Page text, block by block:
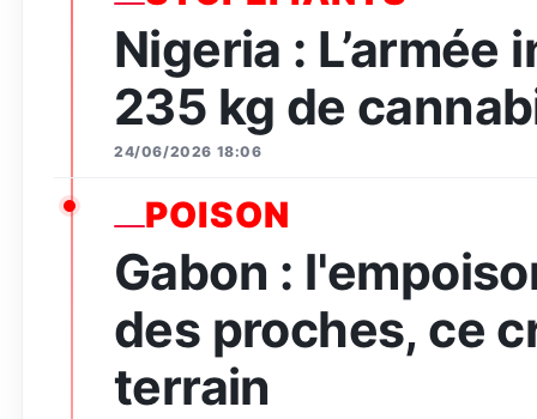
Nigeria :
235 kg de
24/06/2026 18:06
POISON
Gabon :
des proches, ce
terrain